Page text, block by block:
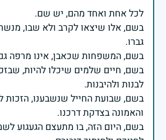
בשם, אלו שיצאו לקרב ולא שבו,
בשם, חיים שלמים שיכלו להיות,
בשם, שבועת החייל שנשבענו, הזכות
בשם, היום הזה, בו מתעצם הגעגוע